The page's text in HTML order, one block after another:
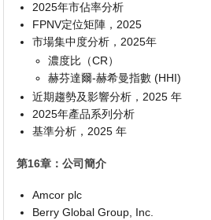
2025年市佔率分析
FPNV定位矩陣，2025
市場集中度分析，2025年
濃度比（CR）
赫芬達爾-赫希曼指數 (HHI)
近期趨勢及影響分析，2025 年
2025年產品系列分析
基準分析，2025 年
第16章：公司簡介
Amcor plc
Berry Global Group, Inc.